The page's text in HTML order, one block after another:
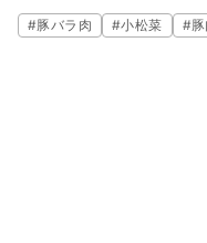
ね。
#豚バラ肉 #小松菜 #